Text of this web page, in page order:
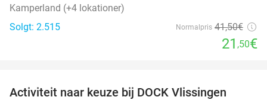
Kamperland (+4 lokationer)
Solgt: 2.515
Normalpris 41,50€
21 ,50€
Activiteit naar keuze bij DOCK Vlissingen